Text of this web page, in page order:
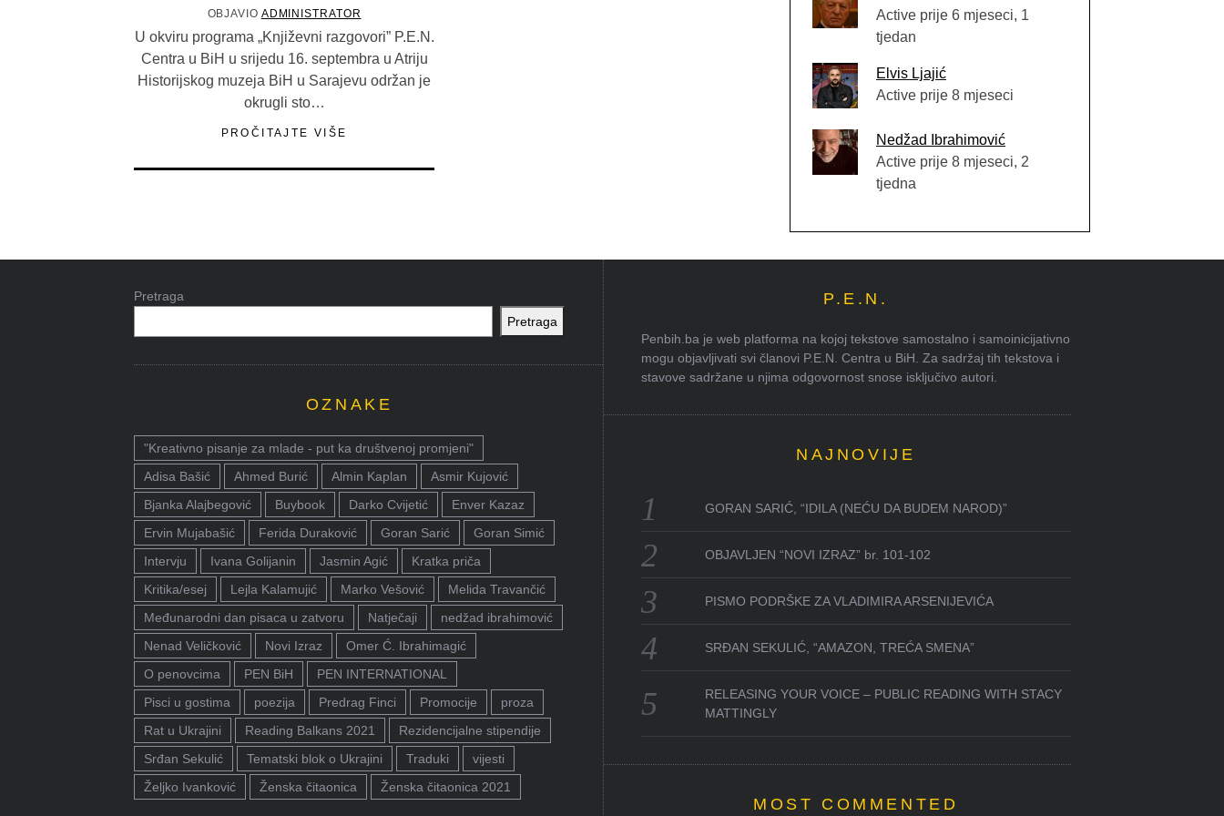
OBJAVIO ADMINISTRATOR
U okviru programa „Književni razgovori” P.E.N.
Centra u BiH u srijedu 16. septembra u Atriju
Historijskog muzeja BiH u Sarajevu održan je
okrugli sto…
PROČITAJTE VIŠE
Active prije 6 mjeseci, 1
tjedan
Elvis Ljajić
Active prije 8 mjeseci
Nedžad Ibrahimović
Active prije 8 mjeseci, 2
tjedna
Pretraga
Pretraga
OZNAKE
"Kreativno pisanje za mlade - put ka društvenoj promjeni"
Adisa Bašić
Ahmed Burić Almin Kaplan
Asmir Kujović
Bjanka Alajbegović
Buybook Darko Cvijetić
Enver Kazaz
Ervin Mujabašić
Ferida Duraković Goran Sarić
Goran Simić
Intervju
Ivana Golijanin Jasmin Agić
Kratka priča
Kritika/esej
Lejla Kalamujić Marko Vešović
Melida Travančić
Međunarodni dan pisaca u zatvoru
Natječaji
nedžad ibrahimović
Nenad Veličković
Novi Izraz
Omer Ć. Ibrahimagić
O penovcima
PEN BiH
PEN INTERNATIONAL
Pisci u gostima
poezija Predrag Finci Promocije
proza
Rat u Ukrajini
Reading Balkans 2021
Rezidencijalne stipendije
Srđan Sekulić
Tematski blok o Ukrajini Traduki
vijesti
Željko Ivanković
Ženska čitaonica Ženska čitaonica 2021
P.E.N.
Penbih.ba je web platforma na kojoj tekstove samostalno i samoinicijativno
mogu objavljivati svi članovi P.E.N. Centra u BiH. Za sadržaj tih tekstova i
stavove sadržane u njima odgovornost snose isključivo autori.
NAJNOVIJE
GORAN SARIĆ, “IDILA (NEĆU DA BUDEM NAROD)”
OBJAVLJEN “NOVI IZRAZ” br. 101-102
PISMO PODRŠKE ZA VLADIMIRA ARSENIJEVIĆA
SRĐAN SEKULIĆ, “AMAZON, TREĆA SMENA”
RELEASING YOUR VOICE – PUBLIC READING WITH STACY
MATTINGLY
MOST COMMENTED